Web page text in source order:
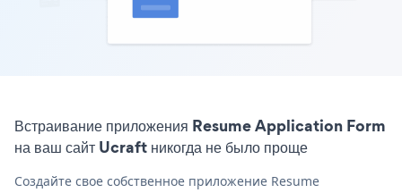
Встраивание приложения Resume Application Form
на ваш сайт Ucraft никогда не было проще
Создайте свое собственное приложение Resume